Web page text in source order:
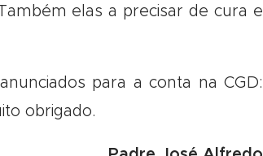
elas a precisar de cura e
para a conta na CGD:
obrigado.